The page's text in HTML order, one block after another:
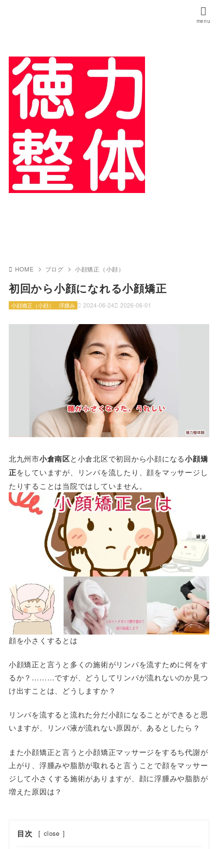
HOME ブログ 小顔矯正（小顔）
初回から小顔になれる小顔矯正
2024-06-24 2026-06-01
小顔矯正（小顔） 浮腫み
北九州市小倉南区と小倉北区で初回から小顔になる小顔矯
正をしていますが、リンパを流したり、顔をマッサージし
たりすることは当院ではしていません。
顔を小さくするとは
小顔矯正と言うと多くの施術がリンパを流すために何をす
るか？………ですが、どうしてリンパが流れないのか見つ
け出すことは、どうしますか？
リンパを流すると流れた分だ小顔になることができると思
いますが、
リンパ液が流れない原因が、あるとしたら？
また小顔矯正と言うと小顔矯正マッサージをするち代謝が
上がり、浮腫みや脂肪が取れると言うことで顔をマッサー
ジして小さくする施術がありますが、 顔に浮腫みや脂肪が
増えた原因は？
目次 [ close ]